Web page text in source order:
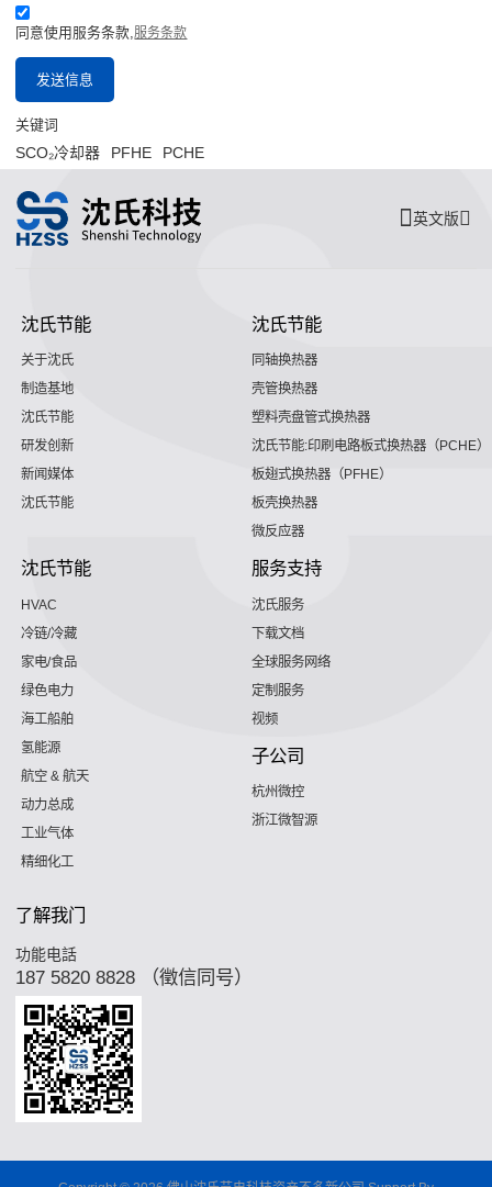
同意使用服务条款,服务条款
发送信息
关键词
SCO₂冷却器 PFHE PCHE
英文版
沈氏节能
关于沈氏
制造基地
沈氏节能
研发创新
新闻媒体
沈氏节能
沈氏节能
同轴换热器
壳管换热器
塑料壳盘管式换热器
沈氏节能:印刷电路板式换热器（PCHE）
板翅式换热器（PFHE）
板壳换热器
微反应器
沈氏节能
HVAC
冷链/冷藏
家电/食品
绿色电力
海工船舶
氢能源
航空 & 航天
动力总成
工业气体
精细化工
服务支持
沈氏服务
下载文档
全球服务网络
定制服务
视频
子公司
杭州微控
浙江微智源
了解我门
功能电話
187 5820 8828 （徵信同号）